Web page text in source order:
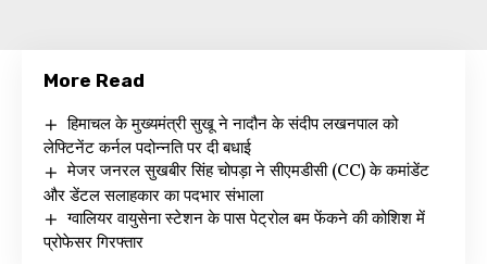
More Read
हिमाचल के मुख्यमंत्री सुखू ने नादौन के संदीप लखनपाल को
लेफ्टिनेंट कर्नल पदोन्नति पर दी बधाई
मेजर जनरल सुखबीर सिंह चोपड़ा ने सीएमडीसी (CC) के कमांडेंट
और डेंटल सलाहकार का पदभार संभाला
ग्वालियर वायुसेना स्टेशन के पास पेट्रोल बम फेंकने की कोशिश में
प्रोफेसर गिरफ्तार